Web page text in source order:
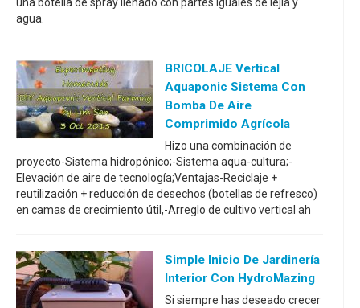
agua.
BRICOLAJE Vertical
Aquaponic Sistema Con
Bomba De Aire
Comprimido Agrícola
Hizo una combinación de
proyecto-Sistema hidropónico;-Sistema aqua-cultura;-
Elevación de aire de tecnología;Ventajas-Reciclaje +
reutilización + reducción de desechos (botellas de refresco)
en camas de crecimiento útil,-Arreglo de cultivo vertical ah
Simple Inicio De Jardinería
Interior Con HydroMazing
Si siempre has deseado crecer